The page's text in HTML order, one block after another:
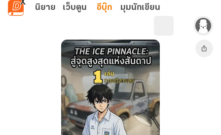
ข้ามไปยังเนื้อหาหลัก
นิยาย เว็บตูน อีบุ๊ก มุมนักเขียน